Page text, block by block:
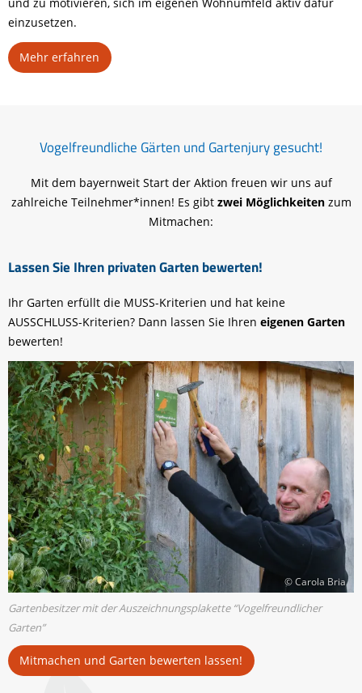
einzusetzen.
Mehr erfahren
Vogelfreundliche Gärten und Gartenjury gesucht!
Mit dem bayernweit Start der Aktion freuen wir uns auf
zahlreiche Teilnehmer*innen! Es gibt zwei Möglichkeitenzum
Mitmachen:
Lassen Sie Ihren privaten Garten bewerten!
Ihr Garten erfüllt die MUSS-Kriterien und hat keine
AUSSCHLUSS-Kriterien? Dann lassen Sie Ihren eigenen Garten
bewerten!
© Carola Bria
Gartenbesitzer mit der Auszeichnungsplakette “Vogelfreundlicher
Garten”
Mitmachen und Garten bewerten lassen!